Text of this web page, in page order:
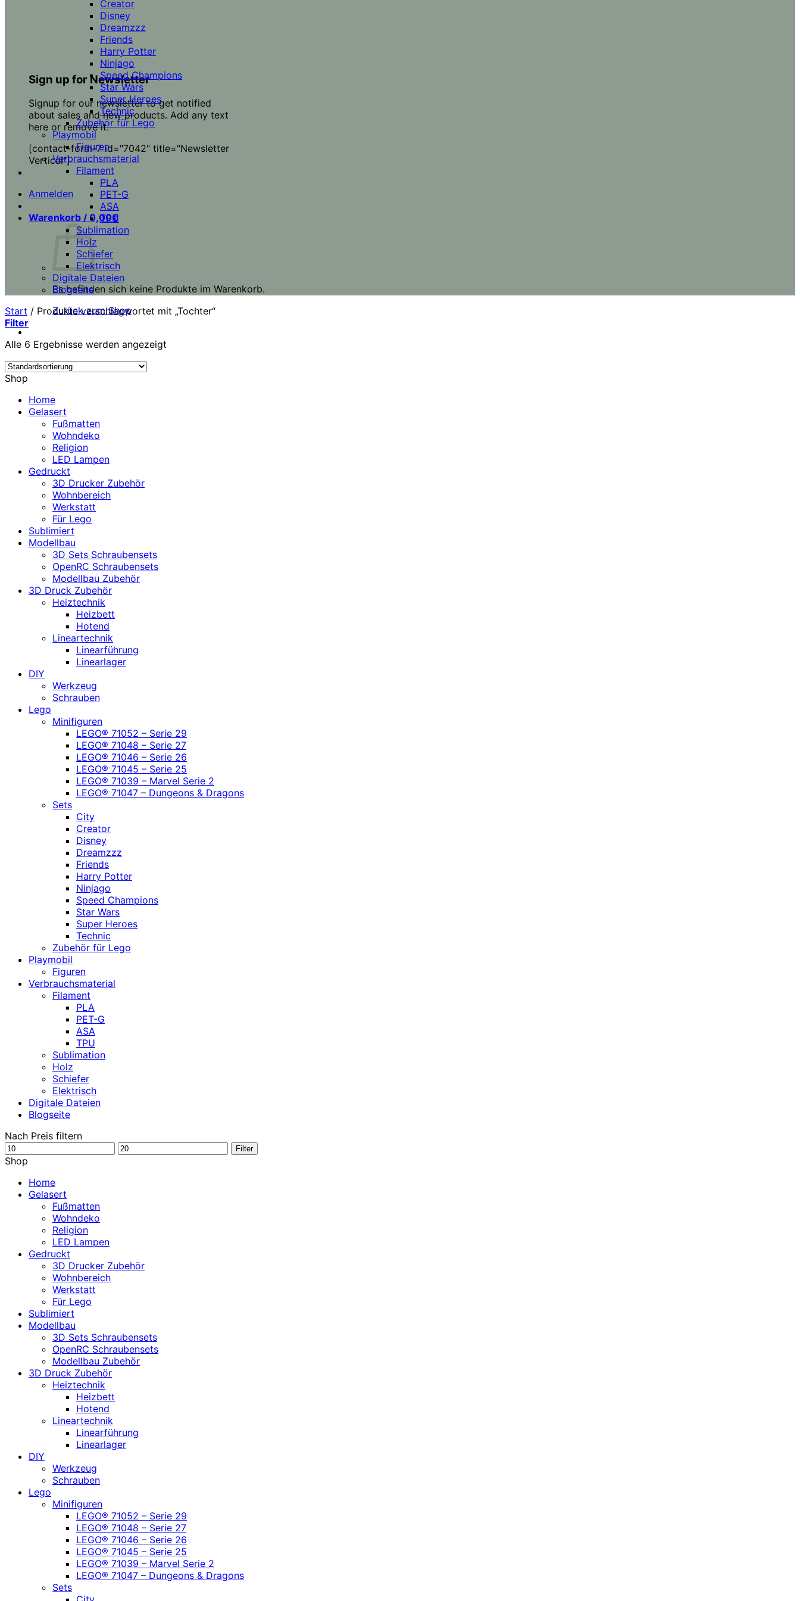
Sign up for Newsletter
Signup for our newsletter to get notified
about sales and new products. Add any text
here or remove it.
[contact-form-7 id="7042" title="Newsletter
Vertical"]
Anmelden
Warenkorb / 0,00€
Es befinden sich keine Produkte im Warenkorb.
Zurück zum Shop
Creator
Disney
Dreamzzz
Friends
Harry Potter
Ninjago
Speed Champions
Star Wars
Super Heroes
Technic
Zubehör für Lego
Playmobil
Figuren
Verbrauchsmaterial
Filament
PLA
PET-G
ASA
TPU
Sublimation
Holz
Schiefer
Elektrisch
Digitale Dateien
Blogseite
Start / Produkte verschlagwortet mit „Tochter“
Filter
Alle 6 Ergebnisse werden angezeigt
Shop
Home
Gelasert
Fußmatten
Wohndeko
Religion
LED Lampen
Gedruckt
3D Drucker Zubehör
Wohnbereich
Werkstatt
Für Lego
Sublimiert
Modellbau
3D Sets Schraubensets
OpenRC Schraubensets
Modellbau Zubehör
3D Druck Zubehör
Heiztechnik
Heizbett
Hotend
Lineartechnik
Linearführung
Linearlager
DIY
Werkzeug
Schrauben
Lego
Minifiguren
LEGO® 71052 – Serie 29
LEGO® 71048 – Serie 27
LEGO® 71046 – Serie 26
LEGO® 71045 – Serie 25
LEGO® 71039 – Marvel Serie 2
LEGO® 71047 – Dungeons & Dragons
Sets
City
Creator
Disney
Dreamzzz
Friends
Harry Potter
Ninjago
Speed Champions
Star Wars
Super Heroes
Technic
Zubehör für Lego
Playmobil
Figuren
Verbrauchsmaterial
Filament
PLA
PET-G
ASA
TPU
Sublimation
Holz
Schiefer
Elektrisch
Digitale Dateien
Blogseite
Nach Preis filtern
Min.
Preis
Max.
Filter
Shop
Home
Gelasert
Fußmatten
Wohndeko
Religion
LED Lampen
Gedruckt
3D Drucker Zubehör
Wohnbereich
Werkstatt
Für Lego
Sublimiert
Modellbau
3D Sets Schraubensets
OpenRC Schraubensets
Modellbau Zubehör
3D Druck Zubehör
Heiztechnik
Heizbett
Hotend
Lineartechnik
Linearführung
Linearlager
DIY
Werkzeug
Schrauben
Lego
Minifiguren
LEGO® 71052 – Serie 29
LEGO® 71048 – Serie 27
LEGO® 71046 – Serie 26
LEGO® 71045 – Serie 25
LEGO® 71039 – Marvel Serie 2
LEGO® 71047 – Dungeons & Dragons
Sets